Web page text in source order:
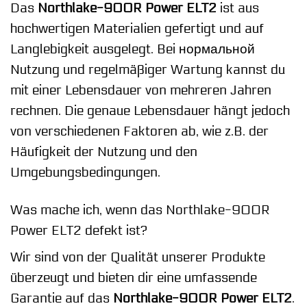
Das Northlake-900R Power ELT2 ist aus
hochwertigen Materialien gefertigt und auf
Langlebigkeit ausgelegt. Bei нормальной
Nutzung und regelmäßiger Wartung kannst du
mit einer Lebensdauer von mehreren Jahren
rechnen. Die genaue Lebensdauer hängt jedoch
von verschiedenen Faktoren ab, wie z.B. der
Häufigkeit der Nutzung und den
Umgebungsbedingungen.
Was mache ich, wenn das Northlake-900R
Power ELT2 defekt ist?
Wir sind von der Qualität unserer Produkte
überzeugt und bieten dir eine umfassende
Garantie auf das Northlake-900R Power ELT2.